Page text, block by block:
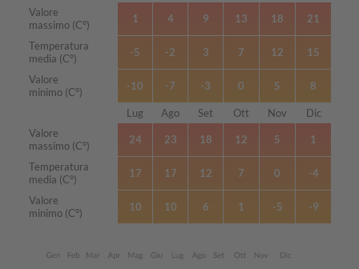
Valore
massimo (C°)
1 4 9 13 18 21
Temperatura
media (C°)
-5 -2 3 7 12 15
Valore
minimo (C°)
-10 -7 -3 0 5 8
Lug Ago Set Ott Nov
Dic
Valore
massimo (C°)
24 23 18 12 5 1
Temperatura
media (C°)
17 17 12 7 0 -4
Valore
minimo (C°)
10 10 6 1 -5 -9